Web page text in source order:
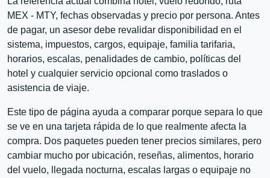
MEX - MTY, fechas observadas y precio por persona. Antes
de pagar, un asesor debe revalidar disponibilidad en el
sistema, impuestos, cargos, equipaje, familia tarifaria,
horarios, escalas, penalidades de cambio, políticas del
hotel y cualquier servicio opcional como traslados o
asistencia de viaje.
Este tipo de página ayuda a comparar porque separa lo que
se ve en una tarjeta rápida de lo que realmente afecta la
compra. Dos paquetes pueden tener precios similares, pero
cambiar mucho por ubicación, reseñas, alimentos, horario
del vuelo, llegada nocturna, escalas largas o equipaje no